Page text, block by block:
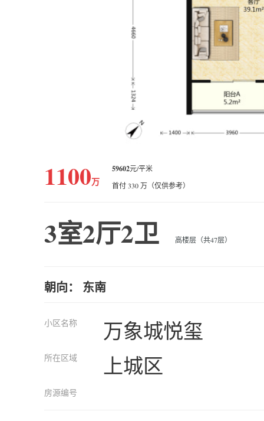
1100万
59602元/平米
首付 330 万（仅供参考）
3室2厅2卫 高楼层（共47层）
朝向： 东南
小区名称 万象城悦玺
所在区域 上城区
房源编号